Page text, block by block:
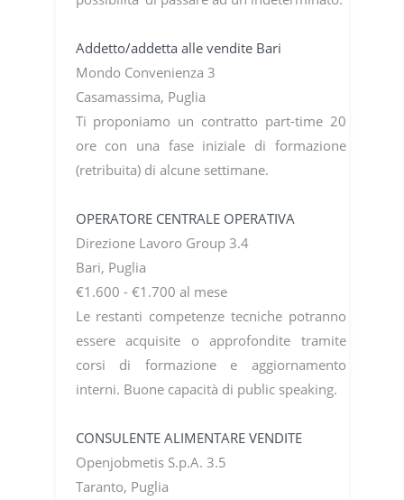
Addetto/addetta alle vendite Bari
Mondo Convenienza 3
Casamassima, Puglia
Ti proponiamo un contratto part-time 20
ore con una fase iniziale di formazione
(retribuita) di alcune settimane.
OPERATORE CENTRALE OPERATIVA
Direzione Lavoro Group 3.4
Bari, Puglia
€1.600 - €1.700 al mese
Le restanti competenze tecniche potranno
essere acquisite o approfondite tramite
corsi di formazione e aggiornamento
interni. Buone capacità di public speaking.
CONSULENTE ALIMENTARE VENDITE
Openjobmetis S.p.A. 3.5
Taranto, Puglia